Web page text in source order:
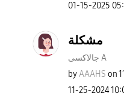
‎01-15-2025
مشكلة
جالاكسى A
byAAAHS on
‎11-25-2024